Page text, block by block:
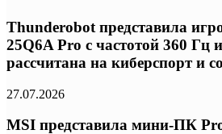
Thunderobot представила
25Q6A Pro с частотой 360 Гц
рассчитана на киберспорт и
27.07.2026
MSI представила мини-ПК